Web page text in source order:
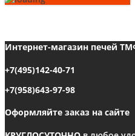
Интернет-магазин печей
+7(495)142-40-71
+7(958)643-97-98
Оформляйте заказ на сайте